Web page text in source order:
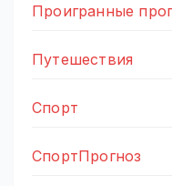
Проигранные
Путешествия
Спорт
СпортПрогноз